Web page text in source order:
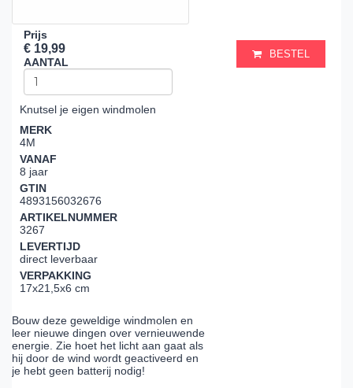
Prijs
€ 19,99
AANTAL
BESTEL
Knutsel je eigen windmolen
MERK
4M
VANAF
8 jaar
GTIN
4893156032676
ARTIKELNUMMER
3267
LEVERTIJD
direct leverbaar
VERPAKKING
17x21,5x6 cm
Bouw deze geweldige windmolen en
leer nieuwe dingen over vernieuwende
energie. Zie hoet het licht aan gaat als
hij door de wind wordt geactiveerd en
je hebt geen batterij nodig!